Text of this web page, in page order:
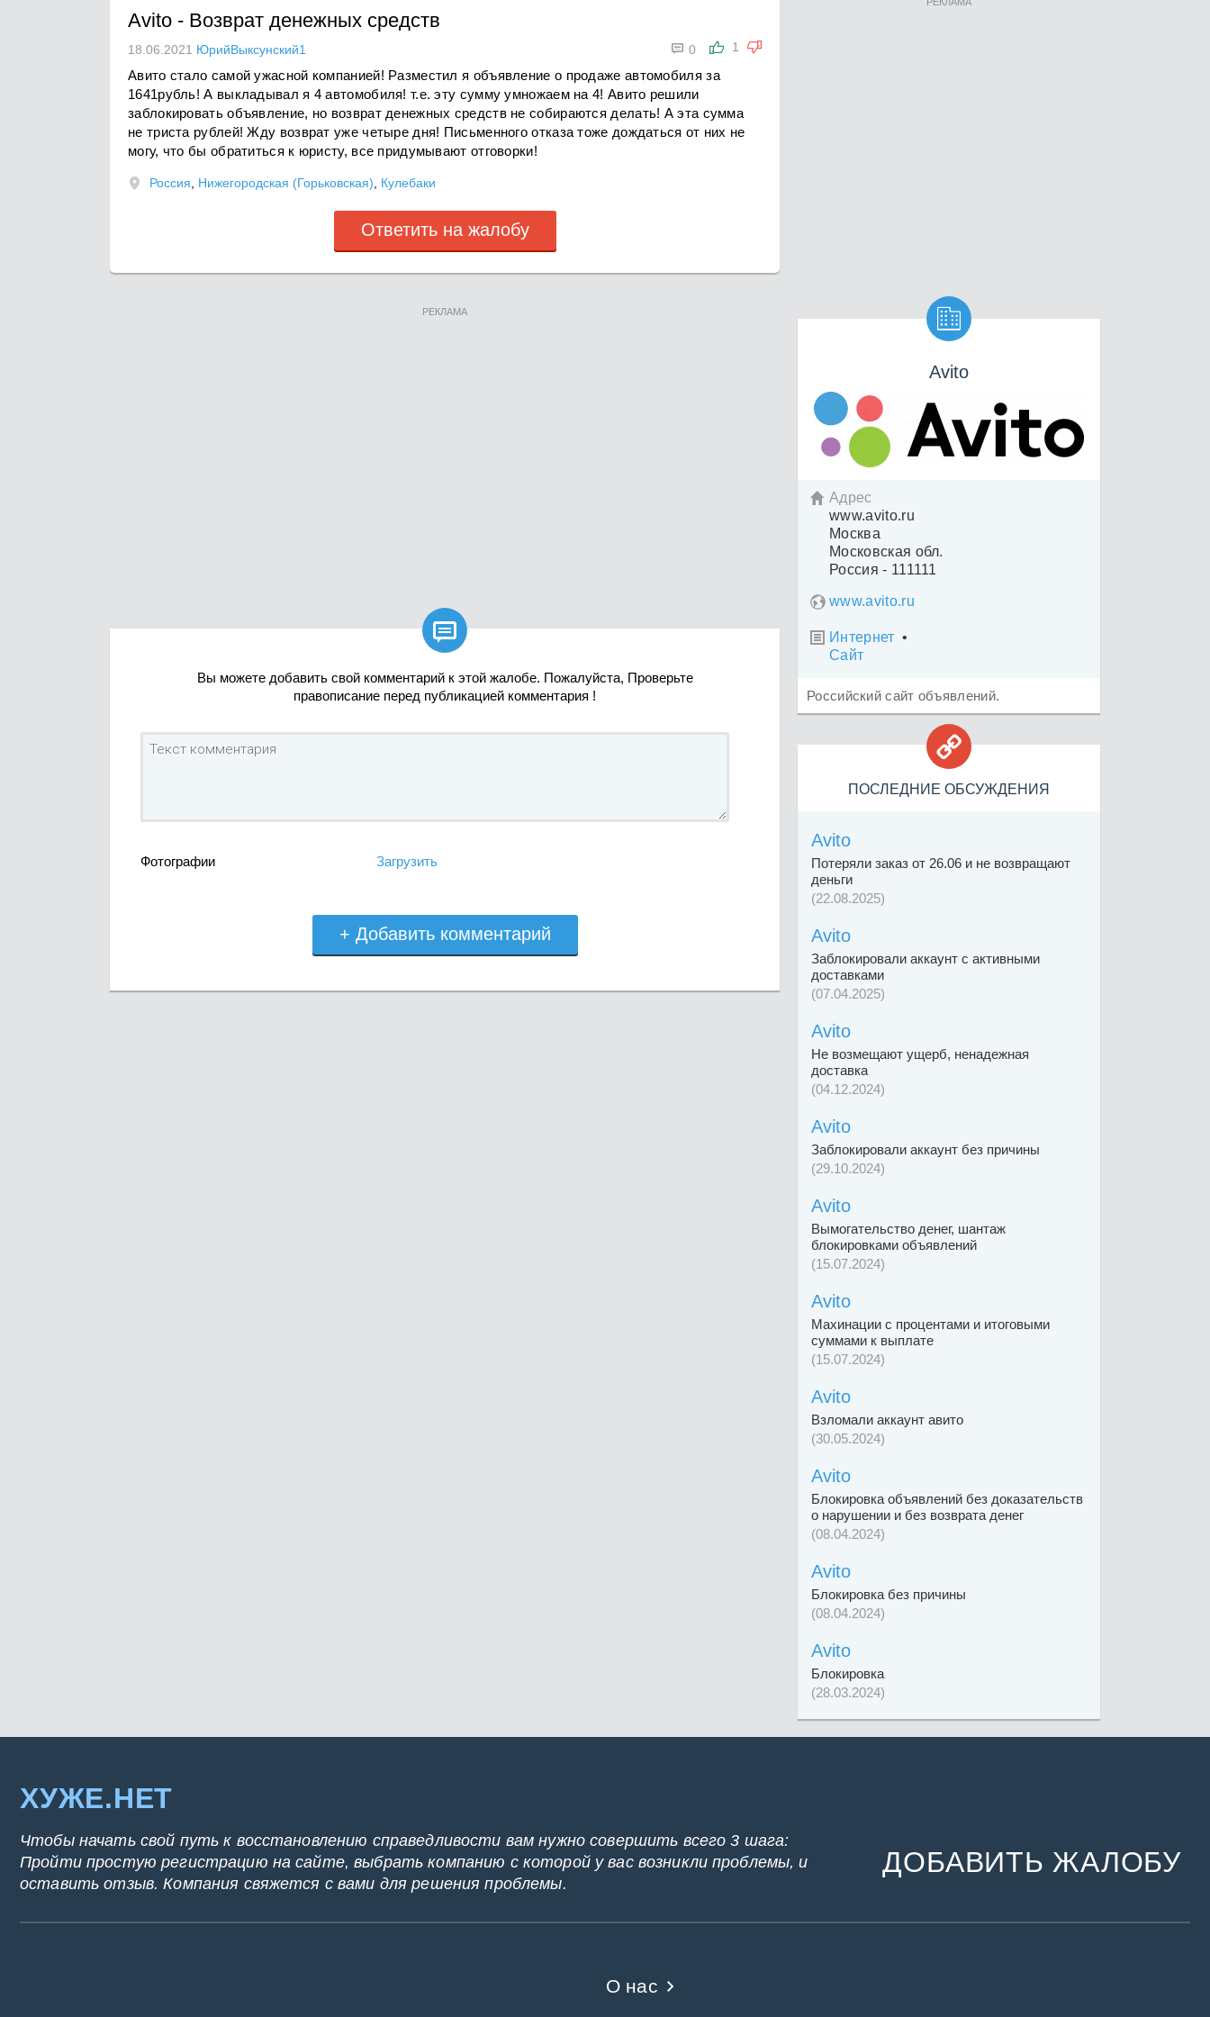
Avito - Возврат денежных средств
1
 0
18.06.2021 ЮрийВыксунский1
Авито стало самой ужасной компанией! Разместил я объявление о продаже автомобиля за
1641рубль! А выкладывал я 4 автомобиля! т.е. эту сумму умножаем на 4! Авито решили
заблокировать объявление, но возврат денежных средств не собираются делать! А эта сумма
не триста рублей! Жду возврат уже четыре дня! Письменного отказа тоже дождаться от них не
могу, что бы обратиться к юристу, все придумывают отговорки!
Россия Нижегородская (Горьковская) Кулебаки
Ответить на жалобу
РЕКЛАМА

Вы можете добавить свой комментарий к этой жалобе. Пожалуйста, Проверьте
правописание перед публикацией комментария !
Фотографии Загрузить
+ Добавить комментарий

Avito
 Адрес
www.avito.ru
Москва
Московская обл.
Россия - 111111
www.avito.ru
 Интернет •
Сайт
Российский сайт объявлений.

ПОСЛЕДНИЕ ОБСУЖДЕНИЯ
Avito
Потеряли заказ от 26.06 и не возвращают
деньги
(22.08.2025)
Avito
Заблокировали аккаунт с активными
доставками
(07.04.2025)
Avito
Не возмещают ущерб, ненадежная
доставка
(04.12.2024)
Avito
Заблокировали аккаунт без причины
(29.10.2024)
Avito
Вымогательство денег, шантаж
блокировками объявлений
(15.07.2024)
Avito
Махинации с процентами и итоговыми
суммами к выплате
(15.07.2024)
Avito
Взломали аккаунт авито
(30.05.2024)
Avito
Блокировка объявлений без доказательств
о нарушении и без возврата денег
(08.04.2024)
Avito
Блокировка без причины
(08.04.2024)
Avito
Блокировка
(28.03.2024)
ХУЖЕ.НЕТ
Чтобы начать свой путь к восстановлению справедливости вам нужно совершить всего 3 шага:
Пройти простую регистрацию на сайте, выбрать компанию с которой у вас возникли проблемы, и
оставить отзыв. Компания свяжется с вами для решения проблемы.
ДОБАВИТЬ ЖАЛОБУ
О нас